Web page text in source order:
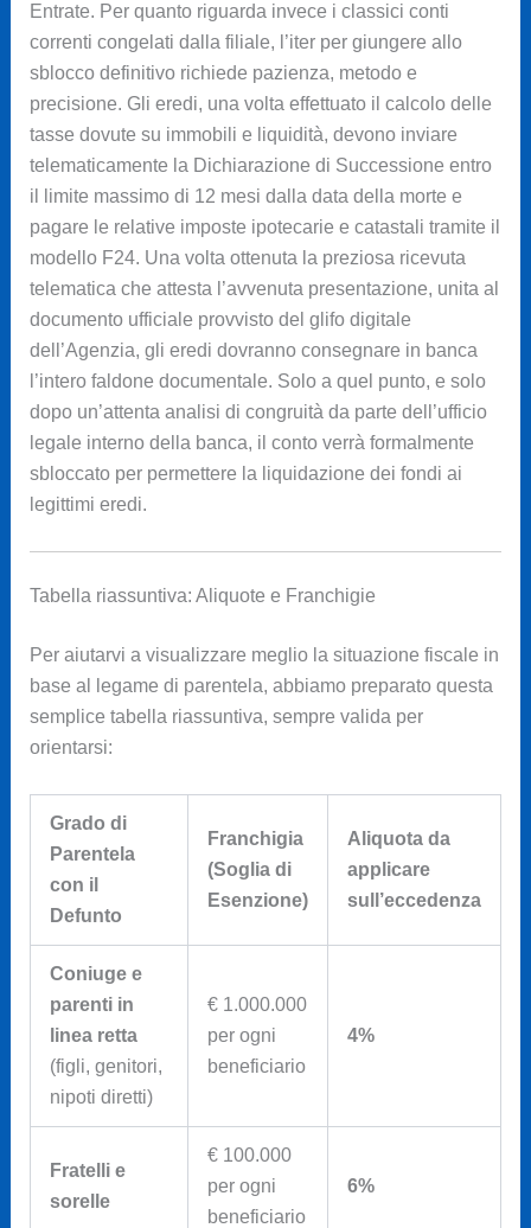
Entrate. Per quanto riguarda invece i classici conti
correnti congelati dalla filiale, l’iter per giungere allo
sblocco definitivo richiede pazienza, metodo e
precisione. Gli eredi, una volta effettuato il calcolo delle
tasse dovute su immobili e liquidità, devono inviare
telematicamente la Dichiarazione di Successione entro
il limite massimo di 12 mesi dalla data della morte e
pagare le relative imposte ipotecarie e catastali tramite il
modello F24. Una volta ottenuta la preziosa ricevuta
telematica che attesta l’avvenuta presentazione, unita al
documento ufficiale provvisto del glifo digitale
dell’Agenzia, gli eredi dovranno consegnare in banca
l’intero faldone documentale. Solo a quel punto, e solo
dopo un’attenta analisi di congruità da parte dell’ufficio
legale interno della banca, il conto verrà formalmente
sbloccato per permettere la liquidazione dei fondi ai
legittimi eredi.
Tabella riassuntiva: Aliquote e Franchigie
Per aiutarvi a visualizzare meglio la situazione fiscale in
base al legame di parentela, abbiamo preparato questa
semplice tabella riassuntiva, sempre valida per
orientarsi:
Grado di
Parentela
con il
Defunto
Franchigia
(Soglia di
Esenzione)
Aliquota da
applicare
sull’eccedenza
Coniuge e
parenti in
linea retta
(figli, genitori,
nipoti diretti)
€ 1.000.000
per ogni
beneficiario
4%
Fratelli e
sorelle
€ 100.000
per ogni
beneficiario
6%